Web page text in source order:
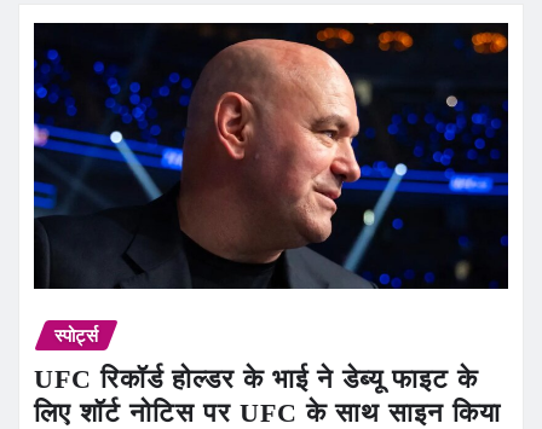
स्पोर्ट्स
UFC रिकॉर्ड होल्डर के भाई ने डेब्यू फाइट के
लिए शॉर्ट नोटिस पर UFC के साथ साइन किया